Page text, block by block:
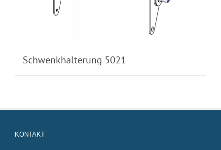
Schwenkhalterung 5021
KONTAKT